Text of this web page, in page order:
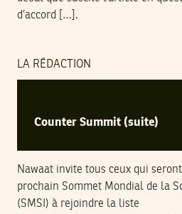
d’accord […].
LA RÉDACTION
Counter Summit (suite)
Nawaat invite tous ceux qui
prochain Sommet Mondial de la
(SMSI) à rejoindre la liste